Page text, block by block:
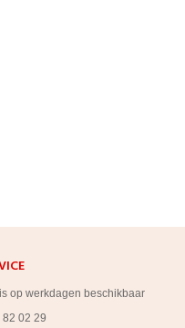
op werkdagen beschikbaar
82 02 29